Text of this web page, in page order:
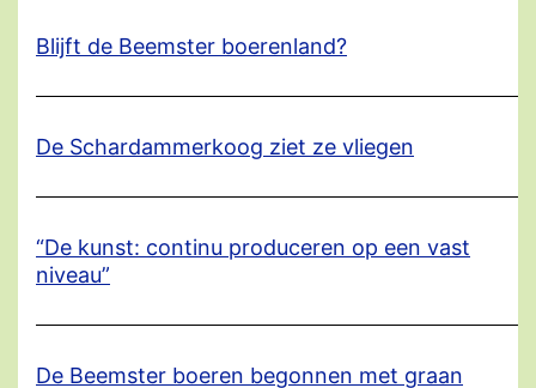
Blijft de Beemster boerenland?
De Schardammerkoog ziet ze vliegen
“De kunst: continu produceren op een vast
niveau”
De Beemster boeren begonnen met graan